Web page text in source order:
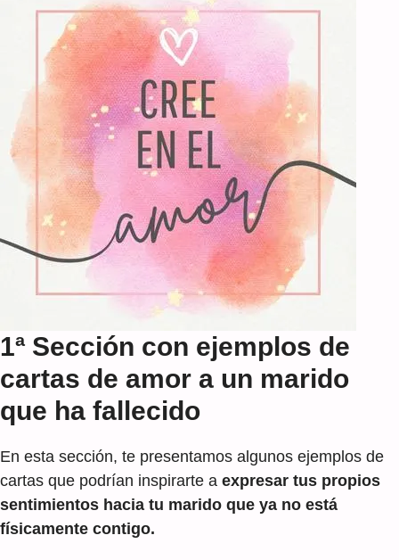
1ª Sección con ejemplos de
cartas de amor a un marido
que ha fallecido
En esta sección, te presentamos algunos ejemplos de
cartas que podrían inspirarte a expresar tus propios
sentimientos hacia tu marido que ya no está
físicamente contigo.